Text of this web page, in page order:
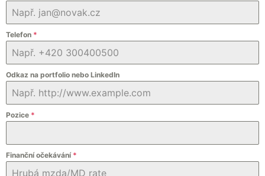
Telefon *
Odkaz na portfolio nebo LinkedIn
Pozice *
Finanční očekávání *